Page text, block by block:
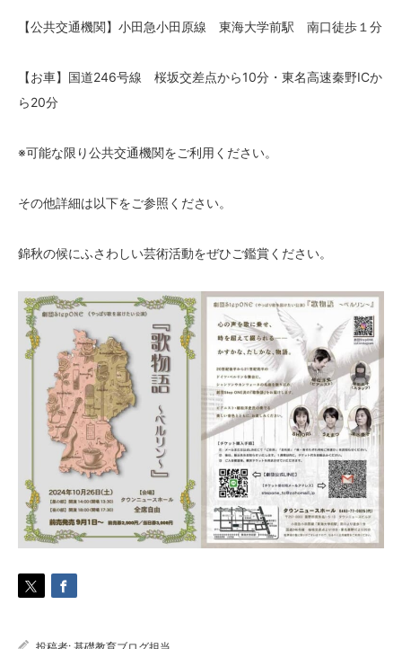
【公共交通機関】小田急小田原線 東海大学前駅 南口徒歩１分
【お車】国道246号線 桜坂交差点から10分・東名高速秦野ICか
ら20分
※可能な限り公共交通機関をご利用ください。
その他詳細は以下をご参照ください。
錦秋の候にふさわしい芸術活動をぜひご鑑賞ください。